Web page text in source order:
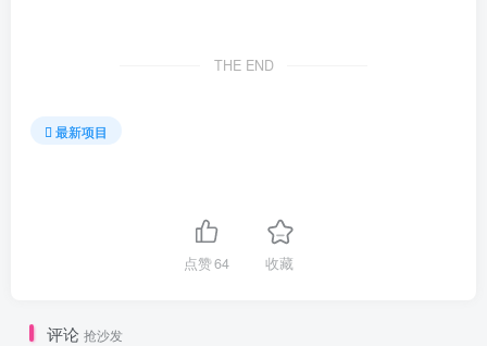
THE END
最新项目
点赞64 收藏
评论 抢沙发